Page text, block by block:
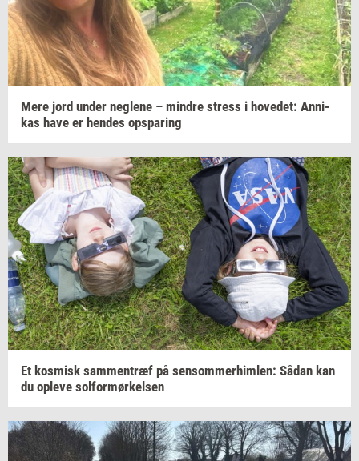
Mere jord under neg­le­ne – min­dre stress i ho­ve­d­et: An­ni­
kas have er hen­des op­spa­ring
Et kos­misk sam­men­træf på sen­som­mer­him­len: Sådan kan
du op­le­ve sol­for­mør­kel­sen